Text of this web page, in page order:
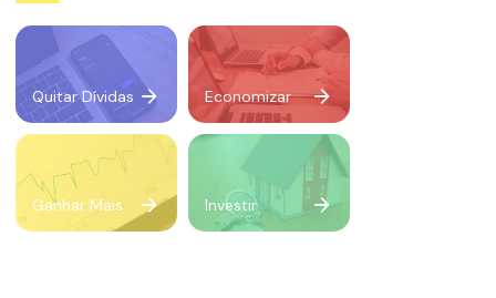
Quitar Dívidas Economizar
Ganhar Mais Investir